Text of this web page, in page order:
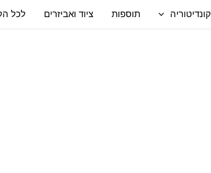
קונדיטוריה תוספות ציוד ואביזרים לכל